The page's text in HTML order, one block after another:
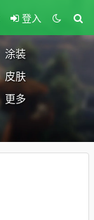
登入
涂装
皮肤
更多